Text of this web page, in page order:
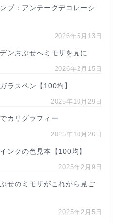
プ：アンテークデコレーシ
2026年5月13日
ンおぶせへミモザを見に
2026年2月15日
ラスペン【100均】
2025年10月29日
カリグラフィー
2025年10月26日
ンクの色見本【100均】
2025年2月9日
せのミモザがこれから見ご
2025年2月5日